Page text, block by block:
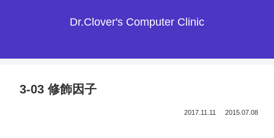
Dr.Clover's Computer Clinic
3-03 修飾因子
2017.11.11 2015.07.08